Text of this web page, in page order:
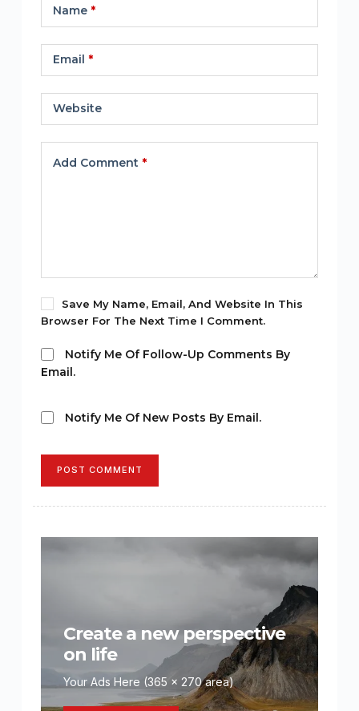
Name*
Email *
Website
Add Comment *
Save My Name, Email, And Website In This
Browser For The Next Time I Comment.
Notify Me Of Follow-Up Comments By
Email.
Notify Me Of New Posts By Email.
POST COMMENT
Create a new perspective
on life
Your Ads Here (365 x 270 area)